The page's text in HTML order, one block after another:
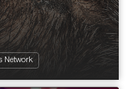
Network